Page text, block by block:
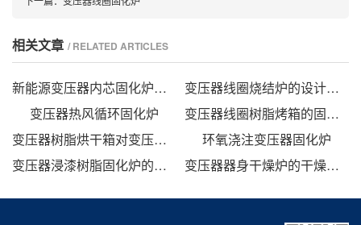
相关文章 / RELATED ARTICLES
新能源变压器内芯固化炉的技术方案
变压器线圈烧结炉的设计方法
变压器热风循环固化炉
变压器线圈树脂烤箱的固化时间与温度的影响
变压器树脂烘干箱对变压器的固化处理方法
环氧浇注变压器固化炉
变压器浸漆树脂固化炉的技术方案
变压器器身干燥炉的干燥方法